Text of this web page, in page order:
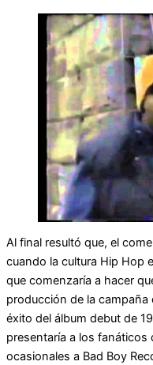
Al final resultó que, el
cuando la cultura Hip Hop
que comenzaría a hacer
producción de la
éxito del álbum debut de
presentaría a los
ocasionales a Bad Boy